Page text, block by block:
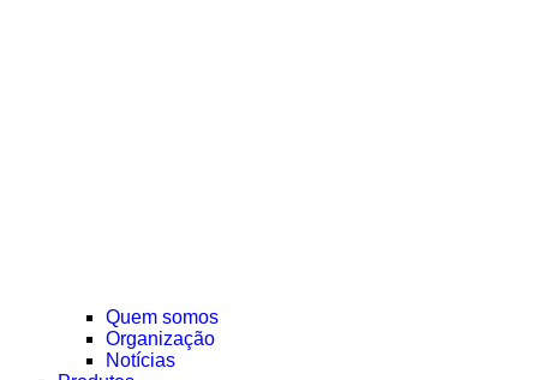
Quem somos
Organização
Notícias